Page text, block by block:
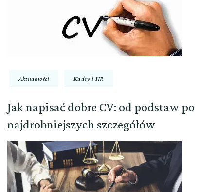
Aktualności Kadry i HR
Jak napisać dobre CV: od podstaw po
najdrobniejszych szczegółów